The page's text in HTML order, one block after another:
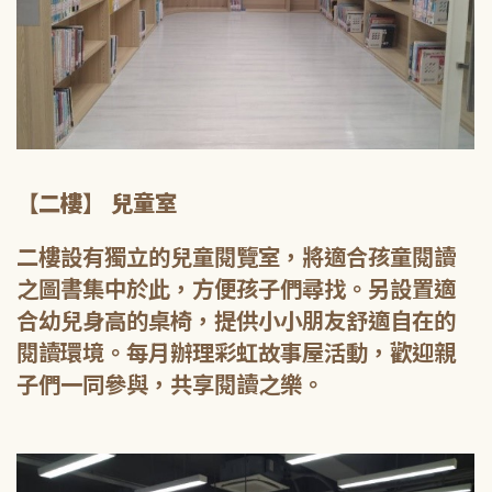
【二樓】 兒童室
二樓設有獨立的兒童閱覽室，將適合孩童閱讀
之圖書集中於此，方便孩子們尋找。另設置適
合幼兒身高的桌椅，提供小小朋友舒適自在的
閱讀環境。每月辦理彩虹故事屋活動，歡迎親
子們一同參與，共享閱讀之樂。